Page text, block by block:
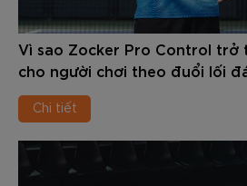
Vì sao Zocker Pro Control trở
cho người chơi theo đuổi lối
Chi tiết